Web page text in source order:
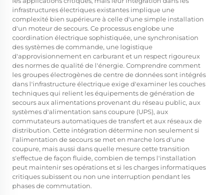
infrastructures électriques existantes implique une
complexité bien supérieure à celle d'une simple installation
d'un moteur de secours. Ce processus englobe une
coordination électrique sophistiquée, une synchronisation
des systèmes de commande, une logistique
d'approvisionnement en carburant et un respect rigoureux
des normes de qualité de l'énergie. Comprendre comment
les groupes électrogènes de centre de données sont intégrés
dans l'infrastructure électrique exige d'examiner les couches
techniques qui relient les équipements de génération de
secours aux alimentations provenant du réseau public, aux
systèmes d'alimentation sans coupure (UPS), aux
commutateurs automatiques de transfert et aux réseaux de
distribution. Cette intégration détermine non seulement si
l'alimentation de secours se met en marche lors d'une
coupure, mais aussi dans quelle mesure cette transition
s'effectue de façon fluide, combien de temps l'installation
peut maintenir ses opérations et si les charges informatiques
critiques subissent ou non une interruption pendant les
phases de commutation.